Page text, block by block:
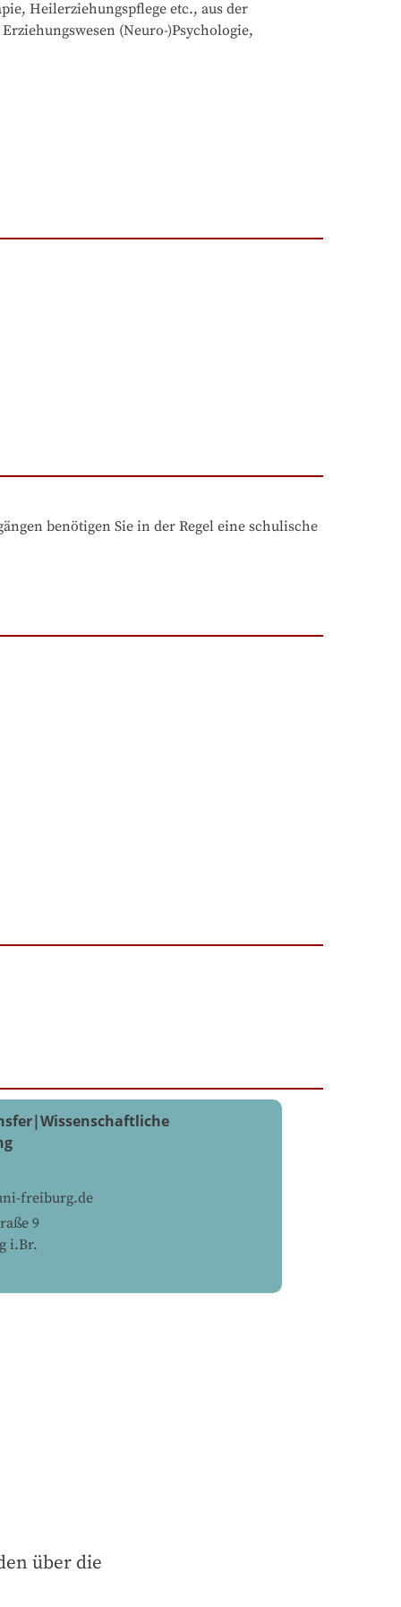
Heilerziehungspflege etc., aus der
(Neuro-)Psychologie,
benötigen Sie in der Regel eine schulische
freiburg.de
9
i.Br.
über die